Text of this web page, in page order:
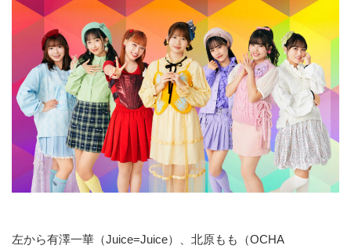
左から有澤一華（Juice=Juice）、北原もも（OCHA